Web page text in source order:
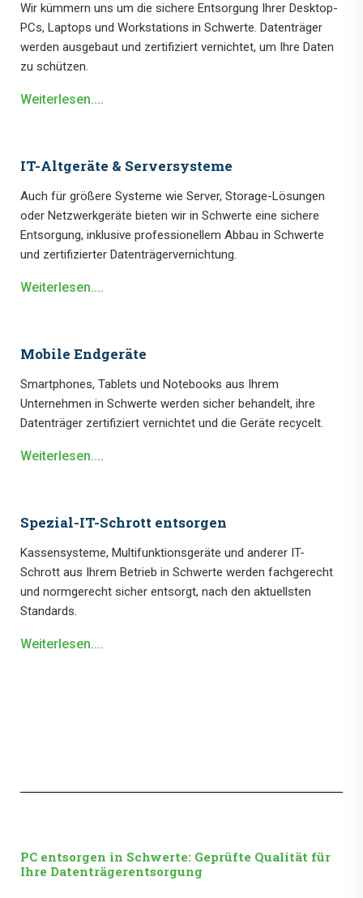
Wir kümmern uns um die sichere Entsorgung Ihrer Desktop-
PCs, Laptops und Workstations in Schwerte. Datenträger
werden ausgebaut und zertifiziert vernichtet, um Ihre Daten
zu schützen.
Weiterlesen....
IT-Altgeräte & Serversysteme
Auch für größere Systeme wie Server, Storage-Lösungen
oder Netzwerkgeräte bieten wir in Schwerte eine sichere
Entsorgung, inklusive professionellem Abbau in Schwerte
und zertifizierter Datenträgervernichtung.
Weiterlesen....
Mobile Endgeräte
Smartphones, Tablets und Notebooks aus Ihrem
Unternehmen in Schwerte werden sicher behandelt, ihre
Datenträger zertifiziert vernichtet und die Geräte recycelt.
Weiterlesen....
Spezial-IT-Schrott entsorgen
Kassensysteme, Multifunktionsgeräte und anderer IT-
Schrott aus Ihrem Betrieb in Schwerte werden fachgerecht
und normgerecht sicher entsorgt, nach den aktuellsten
Standards.
Weiterlesen....
PC entsorgen in Schwerte: Geprüfte Qualität für
Ihre Datenträgerentsorgung